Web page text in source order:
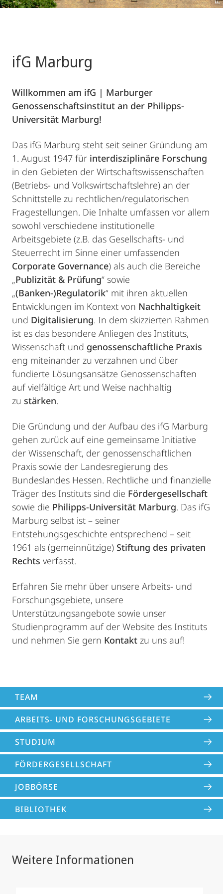
ifG Marburg
Willkommen am ifG | Marburger
Genossenschaftsinstitut an der Philipps-
Universität Marburg!
Das ifG Marburg steht seit seiner Gründung am
1. August 1947 für interdisziplinäre Forschung
in den Gebieten der Wirtschaftswissenschaften
(Betriebs- und Volkswirtschaftslehre) an der
Schnittstelle zu rechtlichen/regulatorischen
Fragestellungen. Die Inhalte umfassen vor allem
sowohl verschiedene institutionelle
Arbeitsgebiete (z.B. das Gesellschafts- und
Steuerrecht im Sinne einer umfassenden
Corporate Governance) als auch die Bereiche
„Publizität & Prüfung“ sowie
„(Banken-)Regulatorik“ mit ihren aktuellen
Entwicklungen im Kontext von Nachhaltigkeit
und Digitalisierung. In dem skizzierten Rahmen
ist es das besondere Anliegen des Instituts,
Wissenschaft und genossenschaftliche Praxis
eng miteinander zu verzahnen und über
fundierte Lösungsansätze Genossenschaften
auf vielfältige Art und Weise nachhaltig
zu stärken.
Die Gründung und der Aufbau des ifG Marburg
gehen zurück auf eine gemeinsame Initiative
der Wissenschaft, der genossenschaftlichen
Praxis sowie der Landesregierung des
Bundeslandes Hessen. Rechtliche und finanzielle
Träger des Instituts sind die Fördergesellschaft
sowie die Philipps-Universität Marburg. Das ifG
Marburg selbst ist – seiner
Entstehungsgeschichte entsprechend – seit
1961 als (gemeinnützige) Stiftung des privaten
Rechts verfasst.
Erfahren Sie mehr über unsere Arbeits- und
Forschungsgebiete, unsere
Unterstützungsangebote sowie unser
Studienprogramm auf der Website des Instituts
und nehmen Sie gern Kontakt zu uns auf!
TEAM
ARBEITS- UND FORSCHUNGSGEBIETE
STUDIUM
FÖRDERGESELLSCHAFT
JOBBÖRSE
BIBLIOTHEK
Weitere Informationen